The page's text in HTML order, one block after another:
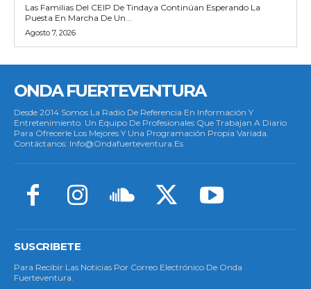
Las Familias Del CEIP De Tindaya Continúan Esperando La
Puesta En Marcha De Un...
Agosto 7, 2026
ONDA FUERTEVENTURA
Desde 2014 Somos La Radio De Referencia En Información Y
Entretenimiento. Un Equipo De Profesionales Que Trabajan A Diario
Para Ofrecerle Los Mejores Y Una Programación Propia Variada.
Contáctanos: Info@ondafuerteventura.es
SUSCRIBETE
Para Recibir Las Noticias Por Correo Electrónico De Onda
Fuerteventura.